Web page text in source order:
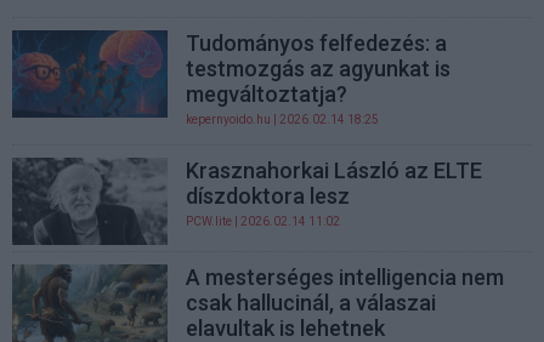
Tudományos felfedezés: a
testmozgás az agyunkat is
megváltoztatja?
kepernyoido.hu | 2026.02.14 18:25
Krasznahorkai László az ELTE
díszdoktora lesz
PCW.lite | 2026.02.14 11:02
A mesterséges intelligencia nem
csak hallucinál, a válaszai
elavultak is lehetnek